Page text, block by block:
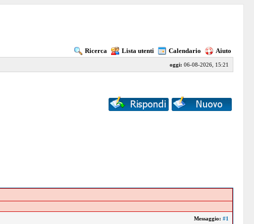
Ricerca Lista utenti Calendario Aiuto
oggi: 06-08-2026, 15:21
Messaggio: #1